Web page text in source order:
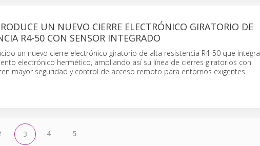
UN NUEVO CIERRE ELECTRÓNICO GIRATORIO DE
R4-50 CON SENSOR INTEGRADO
un nuevo cierre electrónico giratorio de alta resistencia R4-50 que integra
electrónico hermético, ampliando así su línea de cierres giratorios con
mayor seguridad y control de acceso remoto para entornos exigentes.
3 4 5